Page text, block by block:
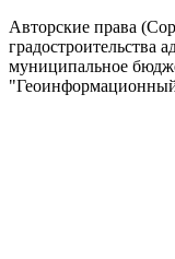
Авторские права
градостроительства
муниципальное